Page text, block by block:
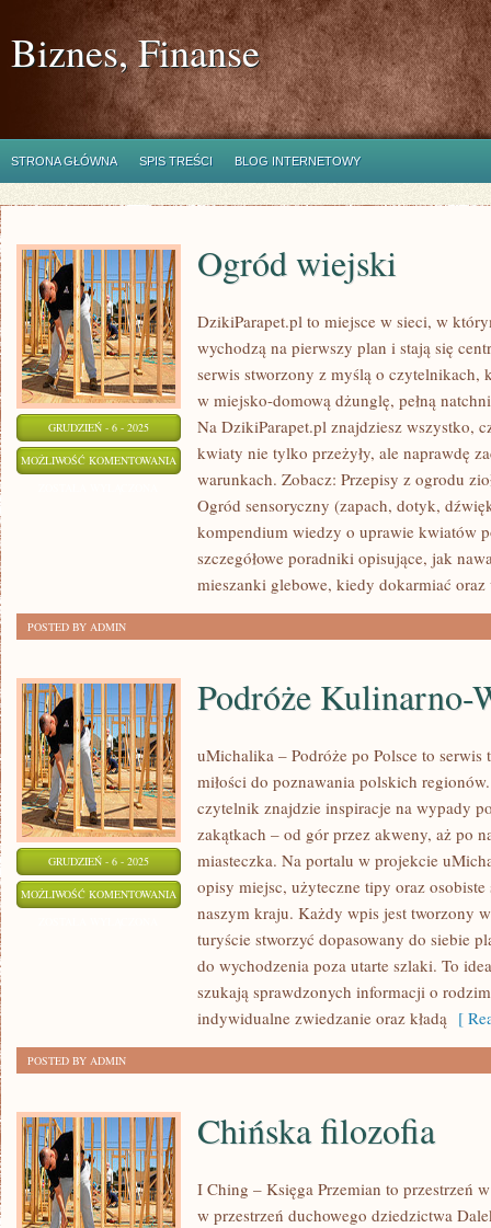
Biznes, Finanse
STRONA GŁÓWNA SPIS TREŚCI BLOG INTERNETOWY
GRUDZIEŃ - 6 - 2025
MOŻLIWOŚĆ KOMENTOWANIA OGRÓD
WIEJSKI
Ogród wiejski
DzikiParapet.pl to miejsce w sieci, w
wychodzą na pierwszy plan i stają się
serwis stworzony z myślą o czytelnikach,
w miejsko-domową dżunglę, pełną
Na DzikiParapet.pl znajdziesz wszystko,
kwiaty nie tylko przeżyły, ale naprawdę
warunkach. Zobacz: Przepisy z ogrodu
Ogród sensoryczny (zapach, dotyk,
kompendium wiedzy o uprawie kwiatów
szczegółowe poradniki opisujące, jak
mieszanki glebowe, kiedy dokarmiać
POSTED BY ADMIN
GRUDZIEŃ - 6 - 2025
MOŻLIWOŚĆ KOMENTOWANIA PODRÓŻE
KULINARNO-
WINIARSKIE
Podróże Kulinarno-
uMichalika – Podróże po Polsce to serwis
miłości do poznawania polskich
czytelnik znajdzie inspiracje na wypady
zakątkach – od gór przez akweny, aż po
miasteczka. Na portalu w projekcie
opisy miejsc, użyteczne tipy oraz
naszym kraju. Każdy wpis jest tworzony
turyście stworzyć dopasowany do siebie
do wychodzenia poza utarte szlaki. To
szukają sprawdzonych informacji o
indywidualne zwiedzanie oraz kładą [
POSTED BY ADMIN
Chińska filozofia
I Ching – Księga Przemian to przestrzeń
w przestrzeń duchowego dziedzictwa